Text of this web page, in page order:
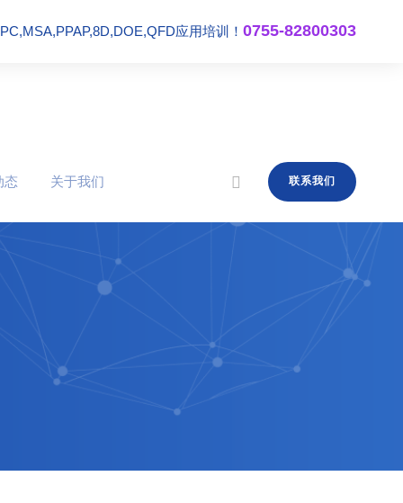
应用培训！ 0755-82800303
态 关于我们 联系我们